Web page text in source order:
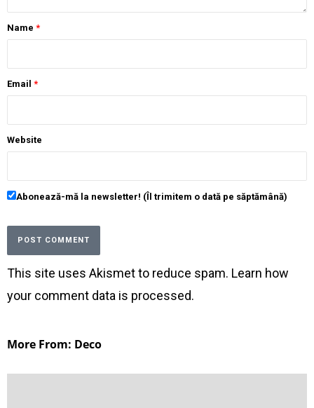
Name *
Email *
Website
Abonează-mă la newsletter! (Îl trimitem o dată pe săptămână)
This site uses Akismet to reduce spam. Learn how
your comment data is processed.
More From: Deco